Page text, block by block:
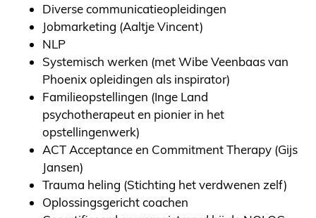
Diverse communicatieopleidingen
Jobmarketing (Aaltje Vincent)
NLP
Systemisch werken (met Wibe Veenbaas van
Phoenix opleidingen als inspirator)
Familieopstellingen (Inge Land
psychotherapeut en pionier in het
opstellingenwerk)
ACT Acceptance en Commitment Therapy (Gijs
Jansen)
Trauma heling (Stichting het verdwenen zelf)
Oplossingsgericht coachen